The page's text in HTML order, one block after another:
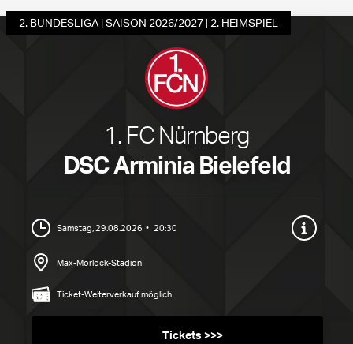
2. BUNDESLIGA | SAISON 2026/2027 2. HEIMSPIEL
1. FC Nürnberg
DSC Arminia Bielefeld
Samstag, 29.08.2026 20:30
Max-Morlock-Stadion
Ticket-Weiterverkauf möglich
Tickets ab 16,00 EUR